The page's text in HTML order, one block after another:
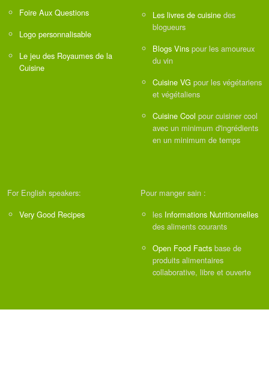
Foire Aux Questions
Logo personnalisable
Le jeu des Royaumes de la
Cuisine
Les livres de cuisine des
blogueurs
Blogs Vins pour les amoureux
du vin
Cuisine VG pour les végétariens
et végétaliens
Cuisine Cool pour cuisiner cool
avec un minimum d'ingrédients
en un minimum de temps
For English speakers:
Very Good Recipes
Pour manger sain :
les Informations Nutritionnelles
des aliments courants
Open Food Facts base de
produits alimentaires
collaborative, libre et ouverte